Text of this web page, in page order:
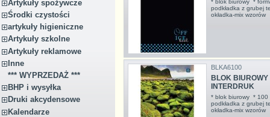
Artykuły spożywcze
Środki czystości
artykuły higieniczne
Artykuły szkolne
Artykuły reklamowe
Inne
*** WYPRZEDAŻ ***
BHP i wysyłka
Druki akcydensowe
Kalendarze
* blok biurowy *
podkładka z grubej
okładka-mix
BLKA6100
BLOK
INTERDRUK
* blok biurowy *
podkładka z grubej
okładka-mix